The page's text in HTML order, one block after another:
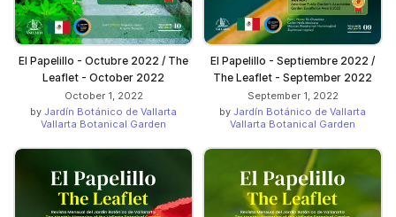
El Papelillo - Octubre 2022 / The
Leaflet - October 2022
October 1, 2022
by Jardín Botánico de Vallarta
Vallarta Botanical Garden
El Papelillo - Septiembre 2022 /
The Leaflet - September 2022
September 1, 2022
by Jardín Botánico de Vallarta
Vallarta Botanical Garden